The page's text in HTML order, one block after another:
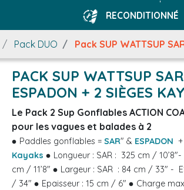
RECONDITIONNÉ
Pack DUO Pack SUP WATTSUP
PACK SUP WATTSUP
ESPADON + 2 SIÈGES
Le Pack 2 Sup Gonflables ACTION
pour les vagues et balades à 2
Paddles gonflables = SAR" & ESPADON
Kayaks
Longueur : SAR : 325 cm / 10’8"-
cm / 11’8"
Largeur : SAR : 84 cm / 33" -
/ 34"
Epaisseur : 15 cm / 6"
Charge